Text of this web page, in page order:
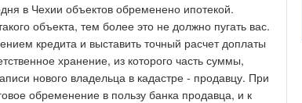
в Чехии объектов обременено ипотекой.
объекта, тем более это не должно пугать вас.
кредита и выставить точный расчет доплаты
хранение, из которого часть суммы,
нового владельца в кадастре - продавцу. При
обременение в пользу банка продавца, и к